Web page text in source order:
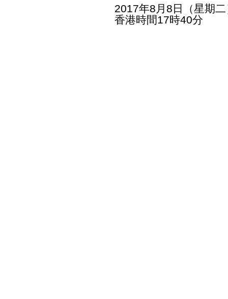
2017年8月8日（星期
香港時間17時40分